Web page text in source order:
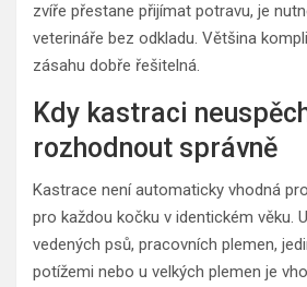
zvíře přestane přijímat potravu, je
veterináře bez odkladu. Většina
zásahu dobře řešitelná.
Kdy kastraci
rozhodnout správně
Kastrace není automaticky vhodná
pro každou kočku v identickém věku.
vedených psů, pracovních plemen,
potížemi nebo u velkých plemen je